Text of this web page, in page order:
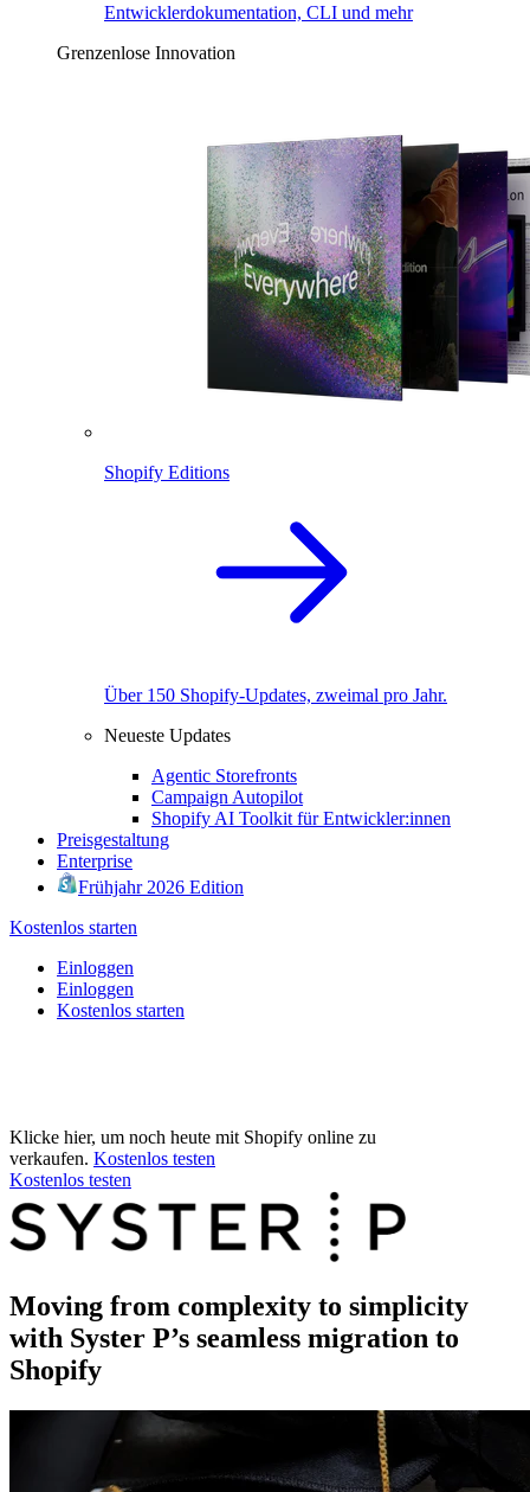
Entwicklerdokumentation, CLI und mehr
Grenzenlose Innovation
Shopify Editions
Über 150 Shopify-Updates, zweimal pro Jahr.
Neueste Updates
Agentic Storefronts
Campaign Autopilot
Shopify AI Toolkit für Entwickler:innen
Preisgestaltung
Enterprise
Frühjahr 2026 Edition
Kostenlos starten
Einloggen
Einloggen
Kostenlos starten
Klicke hier, um noch heute mit Shopify online zu
verkaufen. Kostenlos testen
Kostenlos testen
Moving from complexity to simplicity
with Syster P’s seamless migration to
Shopify